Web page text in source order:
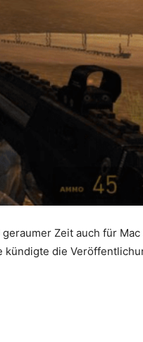
Zeit auch für Mac
die